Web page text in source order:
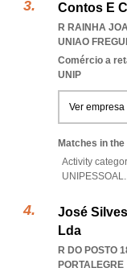
Contos E
R RAINHA
UNIAO
Comércio a
UNIP
Ver empresa
Matches in
Activity
UNIPESSOAL
José
Lda
R DO POSTO
PORTALEGRE